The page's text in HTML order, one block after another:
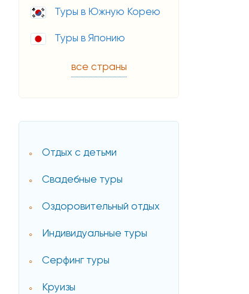
Туры в Южную Корею
Туры в Японию
все страны
Отдых с детьми
Свадебные туры
Оздоровительный отдых
Индивидуальные туры
Серфинг туры
Круизы